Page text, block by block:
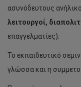
ασυνόδευτους
λειτουργοί,
επαγγελματίες).
Το εκπαιδευτικό
γλώσσα και η